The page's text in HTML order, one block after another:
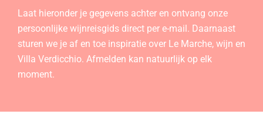
Laat hieronder je gegevens achter en ontvang onze
persoonlijke wijnreisgids direct per e-mail. Daarnaast
sturen we je af en toe inspiratie over Le Marche, wijn en
Villa Verdicchio. Afmelden kan natuurlijk op elk
moment.